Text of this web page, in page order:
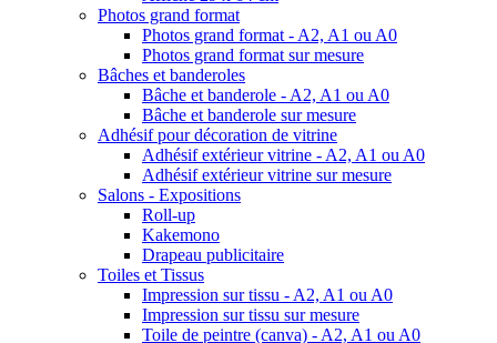
Photos grand format
Photos grand format - A2, A1 ou A0
Photos grand format sur mesure
Bâches et banderoles
Bâche et banderole - A2, A1 ou A0
Bâche et banderole sur mesure
Adhésif pour décoration de vitrine
Adhésif extérieur vitrine - A2, A1 ou A0
Adhésif extérieur vitrine sur mesure
Salons - Expositions
Roll-up
Kakemono
Drapeau publicitaire
Toiles et Tissus
Impression sur tissu - A2, A1 ou A0
Impression sur tissu sur mesure
Toile de peintre (canva) - A2, A1 ou A0